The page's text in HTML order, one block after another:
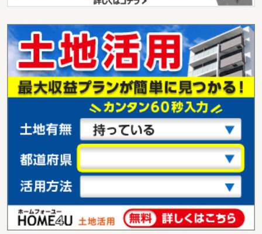
価 格
2,820万円
住 所
大阪府東大阪市高井田元町２丁目
用途地域 近隣商業
土地面積 97.71m²
大阪府堺市東区菩提町１丁
価 格
1,980万円
住 所
大阪府堺市東区菩提町１丁
用途地域 １種低層
大阪府松原市田井城１丁目
1,980万円
住 所
大阪府松原市田井城１丁目